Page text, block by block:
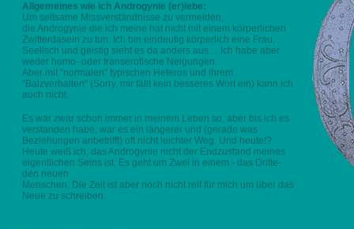
Allgemeines wie ich Androgynie (er)lebe:
Um seltsame Missverständnisse zu vermeiden,
die Androgynie die ich meine hat nicht mit einem körperlichen
Zwitterdasein zu tun. Ich bin eindeutig körperlich eine Frau.
Seelisch und geistig sieht es da anders aus.... Ich habe aber
weder homo- oder transerotische Neigungen.
Aber mit "normalen" typischen Heteros und ihrem
"Balzverhalten" (Sorry, mir fällt kein besseres Wort ein) kann ich
auch nicht.
Es war zwar schon immer in meinem Leben so, aber bis ich es
verstanden habe, war es ein längerer und (gerade was
Beziehungen anbetrifft) oft nicht leichter Weg. Und heute!?
Heute weiß ich, das Androgynie nicht der Endzustand meines
eigentlichen Seins ist. Es geht um Zwei in einem - das Dritte-
den neuen
Menschen. Die Zeit ist aber noch nicht reif für mich um über das
Neue zu schreiben.